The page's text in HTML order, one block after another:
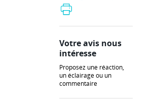
Votre avis nous
intéresse
Proposez une réaction,
un éclairage ou un
commentaire